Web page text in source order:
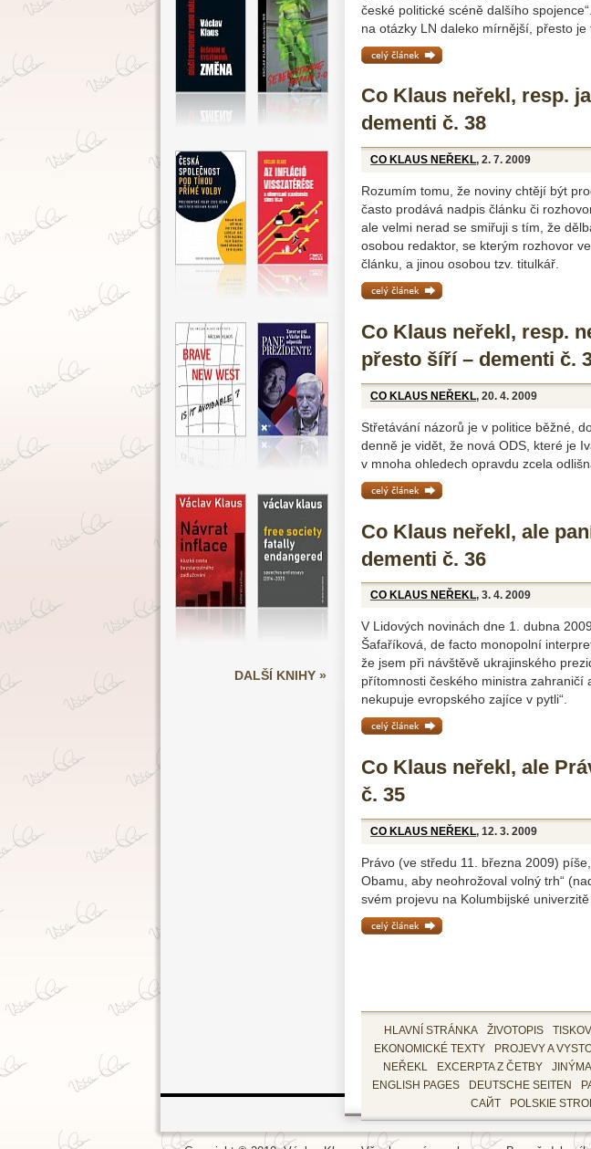
DALŠÍ KNIHY »
české politické scéně dalšího
na otázky LN daleko mírnější, přesto
celý článek »
Co Klaus neřekl, resp.
dementi č. 38
CO KLAUS NEŘEKL, 2. 7. 2009
Rozumím tomu, že noviny chtějí být
často prodává nadpis článku či
ale velmi nerad se smiřuji s tím, že
osobou redaktor, se kterým rozhovor
článku, a jinou osobou tzv. titulkář.
celý článek »
Co Klaus neřekl, resp.
přesto šíří – dementi č.
CO KLAUS NEŘEKL, 20. 4. 2009
Střetávání názorů je v politice běžné,
denně je vidět, že nová ODS, které je
v mnoha ohledech opravdu zcela
celý článek »
Co Klaus neřekl, ale
dementi č. 36
CO KLAUS NEŘEKL, 3. 4. 2009
V Lidových novinách dne 1. dubna
Šafaříková, de facto monopolní
že jsem při návštěvě ukrajinského
přítomnosti českého ministra
nekupuje evropského zajíce v pytli“.
celý článek »
Co Klaus neřekl, ale
č. 35
CO KLAUS NEŘEKL, 12. 3. 2009
Právo (ve středu 11. března 2009)
Obamu, aby neohrožoval volný trh“
svém projevu na Kolumbijské
celý článek »
HLAVNÍ STRÁNKA ŽIVOTOPIS
EKONOMICKÉ TEXTY
PROJEVY A
NEŘEKL
EXCERPTA Z ČETBY
ENGLISH PAGES
DEUTSCHE SEITEN
САЙТ
POLSKIE